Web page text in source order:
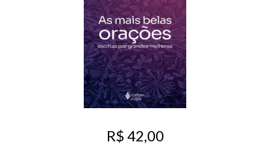
R$ 42,00